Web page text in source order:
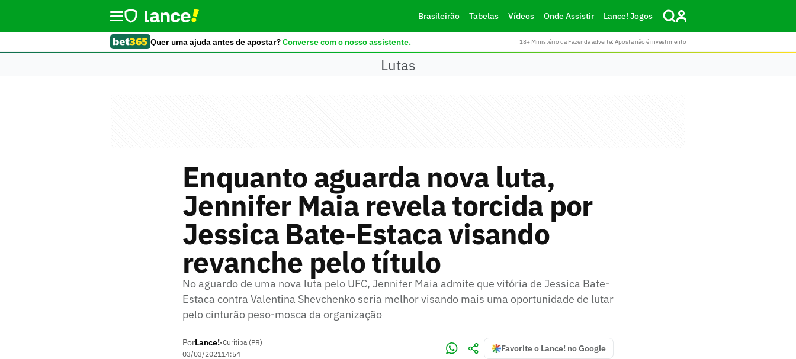
Brasileirão Tabelas Vídeos Onde Assistir Lance! Jogos
Quer uma ajuda antes de apostar?Converse com o nosso assistente. 18+ Ministério da Fazenda adverte: Aposta não é investimento
Lutas
Enquanto aguarda nova luta,
Jennifer Maia revela torcida por
Jessica Bate-Estaca visando
revanche pelo título
No aguardo de uma nova luta pelo UFC, Jennifer Maia admite que vitória de Jessica Bate-
Estaca contra Valentina Shevchenko seria melhor visando mais uma oportunidade de lutar
pelo cinturão peso-mosca da organização
PorLance!•Curitiba (PR)
03/03/202114:54
Favorite o Lance! no Google